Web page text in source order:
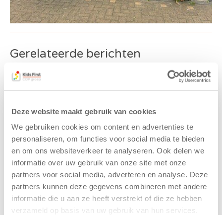
Deze website maakt gebruik van cookies
We gebruiken cookies om content en advertenties te
personaliseren, om functies voor social media te bieden
en om ons websiteverkeer te analyseren. Ook delen we
informatie over uw gebruik van onze site met onze
partners voor social media, adverteren en analyse. Deze
partners kunnen deze gegevens combineren met andere
informatie die u aan ze heeft verstrekt of die ze hebben
verzameld op basis van uw gebruik van hun services.
Gerelateerde berichten
Kids First
tekent
koopcontract
voor nieuw
Kids First
nieuwe
naamsponsor
van de Mini 4